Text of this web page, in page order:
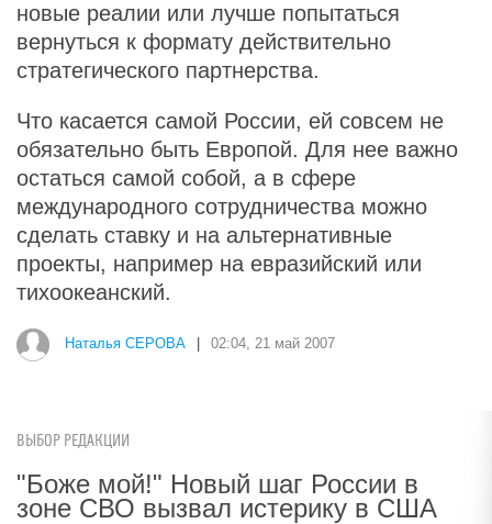
новые реалии или лучше попытаться
вернуться к формату действительно
стратегического партнерства.
Что касается самой России, ей совсем не
обязательно быть Европой. Для нее важно
остаться самой собой, а в сфере
международного сотрудничества можно
сделать ставку и на альтернативные
проекты, например на евразийский или
тихоокеанский.
Наталья СЕРОВА 02:04, 21 май 2007
ВЫБОР РЕДАКЦИИ
"Боже мой!" Новый шаг России в
зоне СВО вызвал истерику в США